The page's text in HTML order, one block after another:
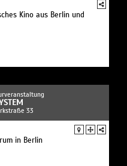
Kino aus Berlin und
33
in Berlin